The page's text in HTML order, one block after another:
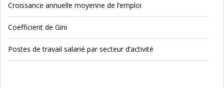
Croissance annuelle moyenne de l’emploi
Coefficient de Gini
Postes de travail salarié par secteur d’activité